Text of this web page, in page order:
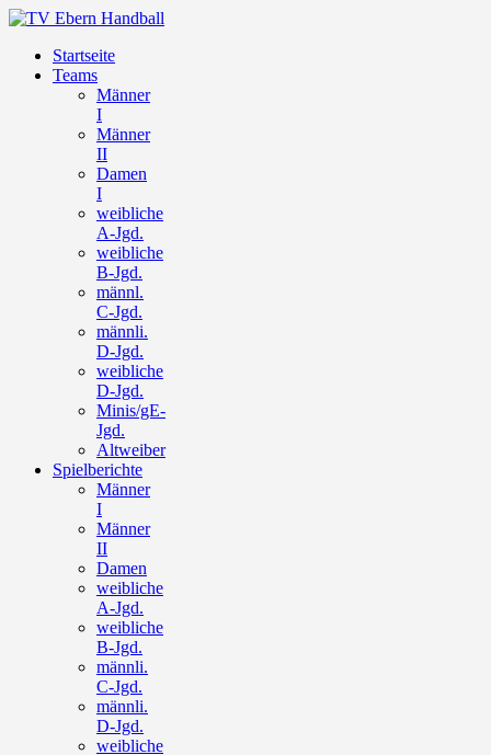
Startseite
Teams
Männer
I
Männer
II
Damen
I
weibliche
A-Jgd.
weibliche
B-Jgd.
männl.
C-Jgd.
männli.
D-Jgd.
weibliche
D-Jgd.
Minis/gE-
Jgd.
Altweiber
Spielberichte
Männer
I
Männer
II
Damen
weibliche
A-Jgd.
weibliche
B-Jgd.
männli.
C-Jgd.
männli.
D-Jgd.
weibliche